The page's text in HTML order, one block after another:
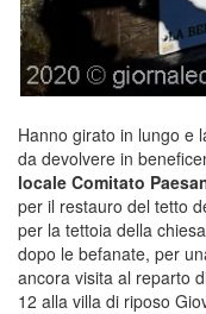
Hanno girato in lungo e
da devolvere in
locale Comitato
per il restauro del tetto
per la tettoia della
dopo le befanate, per
ancora visita al reparto
12 alla villa di riposo